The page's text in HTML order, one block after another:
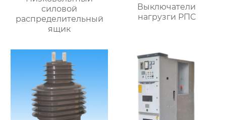
силовой
распределительный
ящик
Выключатели
нагрузги РПС